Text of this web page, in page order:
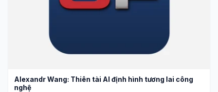
Alexandr Wang: Thiên tài AI định hình tương lai công
nghệ